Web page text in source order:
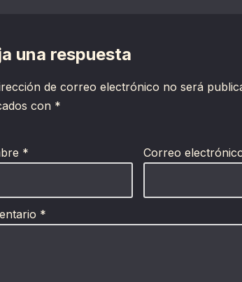
una respuesta
de correo electrónico no será
con *
* Correo
*